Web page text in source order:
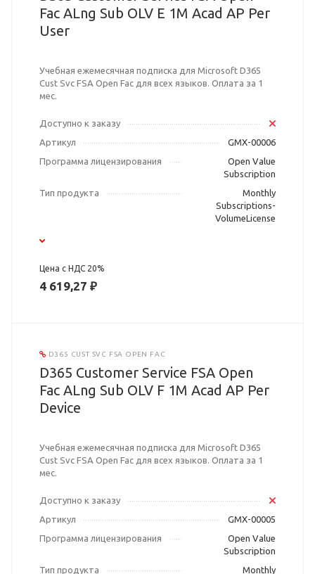
Fac ALng Sub OLV E 1M Acad AP Per
User
Учебная ежемесячная подписка для Microsoft D365
Cust Svc FSA Open Fac для всех языков. Оплата за 1
мес.
Доступно к заказу
Артикул
GMX-00006
Программа лицензирования
Open Value
Subscription
Тип продукта
Monthly
Subscriptions-
VolumeLicense
Цена с НДС 20%
4 619,27 ₽
D365 CUST SVC FSA OPEN FAC
D365 Customer Service FSA Open
Fac ALng Sub OLV F 1M Acad AP Per
Device
Учебная ежемесячная подписка для Microsoft D365
Cust Svc FSA Open Fac для всех языков. Оплата за 1
мес.
Доступно к заказу
Артикул
GMX-00005
Программа лицензирования
Open Value
Subscription
Тип продукта
Monthly